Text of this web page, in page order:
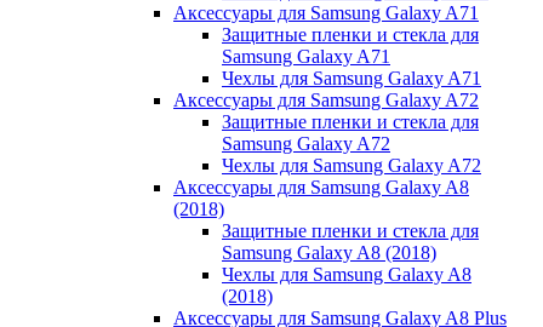
Аксессуары для Samsung Galaxy A71
Защитные пленки и стекла для
Samsung Galaxy A71
Чехлы для Samsung Galaxy A71
Аксессуары для Samsung Galaxy A72
Защитные пленки и стекла для
Samsung Galaxy A72
Чехлы для Samsung Galaxy A72
Аксессуары для Samsung Galaxy A8
(2018)
Защитные пленки и стекла для
Samsung Galaxy A8 (2018)
Чехлы для Samsung Galaxy A8
(2018)
Аксессуары для Samsung Galaxy A8 Plus